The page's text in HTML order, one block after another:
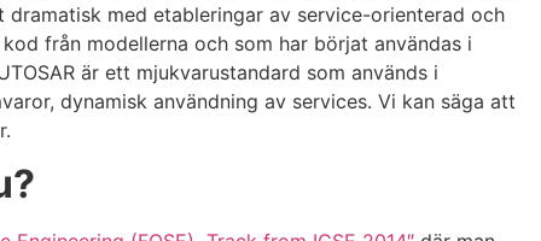
med etableringar av service-orienterad och
från modellerna och som har börjat användas i
är ett mjukvarustandard som används i
dynamisk användning av services. Vi kan säga att